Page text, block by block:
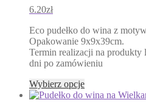
6.20zł
Eco pudełko do wina z
Opakowanie 9x9x39cm.
Termin realizacji na
dni po zamówieniu
Wybierz opcjeTen
produkt